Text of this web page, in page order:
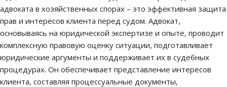
адвоката в хозяйственных спорах – это эффективная защита
прав и интересов клиента перед судом. Адвокат,
основываясь на юридической экспертизе и опыте, проводит
комплексную правовую оценку ситуации, подготавливает
юридические аргументы и поддерживает их в судебных
процедурах. Он обеспечивает представление интересов
клиента, составляя процессуальные документы,